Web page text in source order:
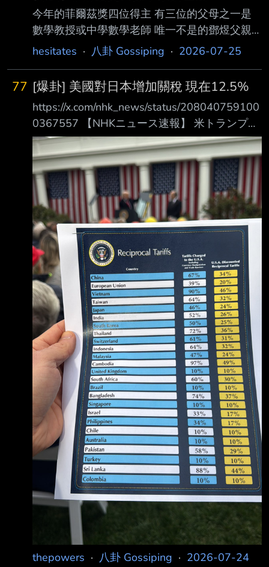
今年的菲爾茲獎四位得主 有三位的父母之一是
數學教授或中學數學老師 唯一不是的鄧煜父親
也是廣東中山大學計算機科學（CS）畢業的 但
要成長在數學世家接受潛移默化 大家都在噴波
波醫師搞醫師世襲 怎麼沒有噴數學大師也都是
數學家族世襲呢？ （北大韋東奕韋神的爸爸也
是山東的數學教授） --
hesitates · 八卦 Gossiping · 2026-07-25
77 [爆卦] 美國對日本增加關稅 現在12.5%
https://x.com/nhk_news/status/208040759100
0367557 【NHKニュース速報】 米トランプ政
権 新追加関税を発動へ 日本は既存の税率と
あわせ１２．５％(06:39) 兇喔 昨天日本強制要
美國拿白底黑字之前答應合作的小型核能契約
感覺是美國不開心 現在直接增加關稅 變成12.5
今天日股會不會崩阿 --
thepowers · 八卦 Gossiping · 2026-07-24